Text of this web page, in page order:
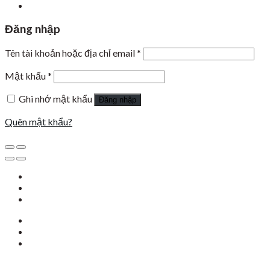
Đăng nhập
Tên tài khoản hoặc địa chỉ email*
Mật khẩu*
Ghi nhớ mật khẩu
Đăng nhập
Quên mật khẩu?